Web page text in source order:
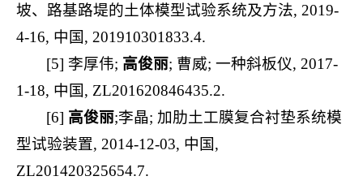
坡、路基路堤的土体模型试验系统及方法, 2019-
4-16, 中国, 201910301833.4.
[5] 李厚伟; 高俊丽; 曹威; 一种斜板仪, 2017-
1-18, 中国, ZL201620846435.2.
[6] 高俊丽;李晶; 加肋土工膜复合衬垫系统模
型试验装置, 2014-12-03, 中国,
ZL201420325654.7.